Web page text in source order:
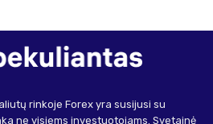
rinkoje Forex yra susijusi su
ne visiems investuotojams. Svetainė